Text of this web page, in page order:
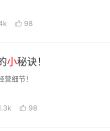
98
小秘诀！
细节！
98